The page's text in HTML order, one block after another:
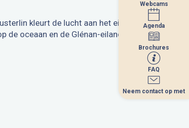
Webcams
Agenda
Agenda
Brochures
FAQ
Neem contact op met
kleurt de lucht aan het eind van
oceaan en de Glénan-eilanden.